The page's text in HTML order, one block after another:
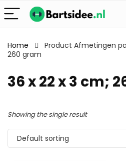
Home Product Afmetingen
260 gram
36 x 22 x 3 cm;
Showing the single result
Default sorting